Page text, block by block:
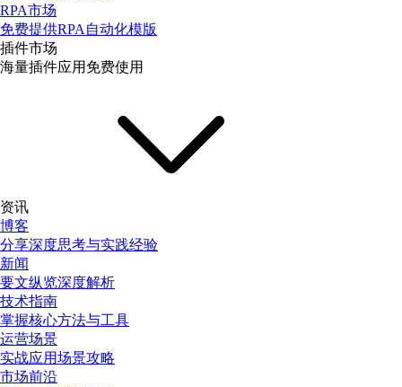
RPA市场
免费提供RPA自动化模版
插件市场
海量插件应用免费使用
资讯
博客
分享深度思考与实践经验
新闻
要文纵览深度解析
技术指南
掌握核心方法与工具
运营场景
实战应用场景攻略
市场前沿